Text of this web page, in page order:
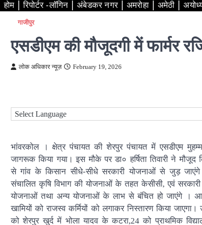
होम रिपोर्टर -लॉगिन अंबेडकर नगर अमरोहा अमेठी
गाजीपुर
एसडीएम की मौजूदगी में फार्मर
लोक अधिकार न्यूज़ February 19, 2026
भांवरकोल । क्षेत्र पंचायत की शेरपुर पंचायत में एसडीएम
जागरूक किया गया। इस मौके पर डा० हर्षिता तिवारी ने
से गांव के किसान सीधे-सीधे सरकारी योजनाओं से जुड़ जाएंगे।
संचालित कृषि विभाग की योजनाओं के तहत केसीसी, एवं
योजनाओं तथा अन्य योजनाओं के लाभ से बंचित हो जाएंगे । आज
खामियों को राजस्व कर्मियों को लगाकर निस्तारण किया
को शेरपुर खुर्द में भोला यादव के कटरा,24 को प्राथमिक